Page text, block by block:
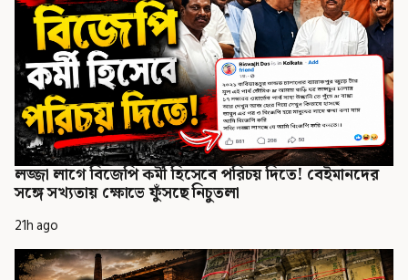
লজ্জা লাগে বিজেপি কর্মী হিসেবে পরিচয় দিতে! বেইমানদের
সঙ্গে সখ্যতায় ক্ষোভে ফুঁসছে নিচুতলা
21h ago